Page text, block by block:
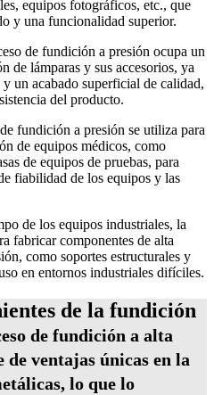
equipos fotográficos, etc., que
y una funcionalidad superior.
de fundición a presión ocupa un
de lámparas y sus accesorios, ya
un acabado superficial de calidad,
del producto.
fundición a presión se utiliza para
de equipos médicos, como
de equipos de pruebas, para
fiabilidad de los equipos y las
de los equipos industriales, la
fabricar componentes de alta
como soportes estructurales y
en entornos industriales difíciles.
de la fundición
de fundición a alta
de ventajas únicas en la
lo que lo